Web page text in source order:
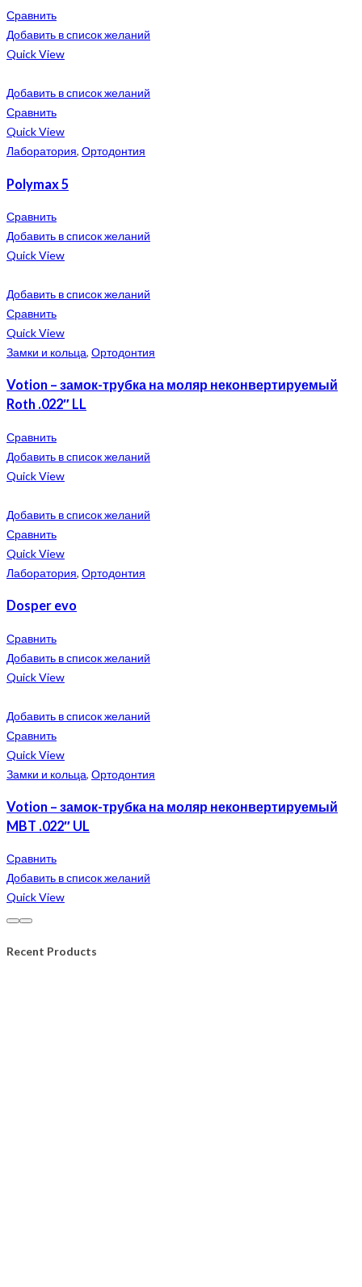
Сравнить
Добавить в список желаний
Quick View
Добавить в список желаний
Сравнить
Quick View
Лаборатория, Ортодонтия
Polymax 5
Сравнить
Добавить в список желаний
Quick View
Добавить в список желаний
Сравнить
Quick View
Замки и кольца, Ортодонтия
Votion – замок-трубка на моляр неконвертируемый
Roth .022″ LL
Сравнить
Добавить в список желаний
Quick View
Добавить в список желаний
Сравнить
Quick View
Лаборатория, Ортодонтия
Dosper evo
Сравнить
Добавить в список желаний
Quick View
Добавить в список желаний
Сравнить
Quick View
Замки и кольца, Ортодонтия
Votion – замок-трубка на моляр неконвертируемый
MBT .022″ UL
Сравнить
Добавить в список желаний
Quick View
Recent Products